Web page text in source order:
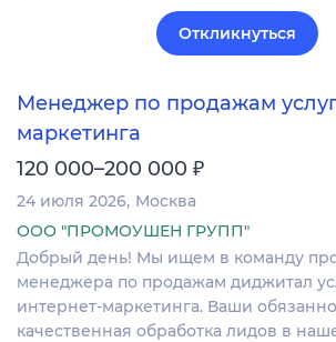
Откликнуться
Менеджер по продажам
маркетинга
120 000–200 000 ₽
24 июля 2026 Москва
ООО "ПРОМОУШЕН ГРУПП"
Добрый день! Мы ищем в команду
менеджера по продажам диджитал
интернет-маркетинга. Ваши
качественная обработка лидов в